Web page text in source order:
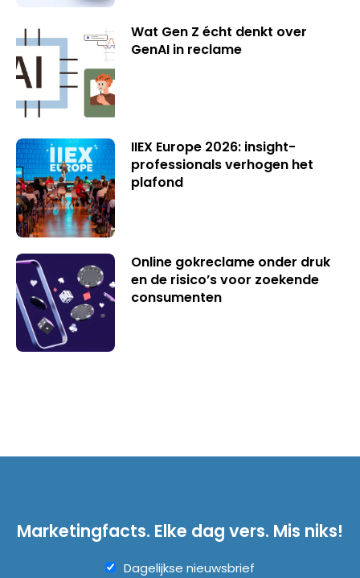
Wat Gen Z écht denkt over
GenAI in reclame
IIEX Europe 2026: insight-
professionals verhogen het
plafond
Online gokreclame onder druk
en de risico’s voor zoekende
consumenten
Marketingfacts. Elke dag vers. Mis niks!
Dagelijkse nieuwsbrief